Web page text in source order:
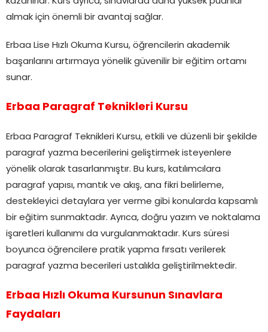
almak için önemli bir avantaj sağlar.
Erbaa Lise Hızlı Okuma Kursu, öğrencilerin akademik
başarılarını artırmaya yönelik güvenilir bir eğitim ortamı
sunar.
Erbaa Paragraf Teknikleri Kursu
Erbaa Paragraf Teknikleri Kursu, etkili ve düzenli bir şekilde
paragraf yazma becerilerini geliştirmek isteyenlere
yönelik olarak tasarlanmıştır. Bu kurs, katılımcılara
paragraf yapısı, mantık ve akış, ana fikri belirleme,
destekleyici detaylara yer verme gibi konularda kapsamlı
bir eğitim sunmaktadır. Ayrıca, doğru yazım ve noktalama
işaretleri kullanımı da vurgulanmaktadır. Kurs süresi
boyunca öğrencilere pratik yapma fırsatı verilerek
paragraf yazma becerileri ustalıkla geliştirilmektedir.
Erbaa Hızlı Okuma Kursunun Sınavlara
Faydaları